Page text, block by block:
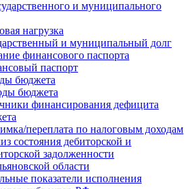
и муниципального
нагрузка
и муниципальный долг
финансового паспорта
паспорт
бюджета
бюджета
финансирования дефицита
переплата по налоговым доходам
состояния дебиторской и
задолженности
области
показатели исполнения